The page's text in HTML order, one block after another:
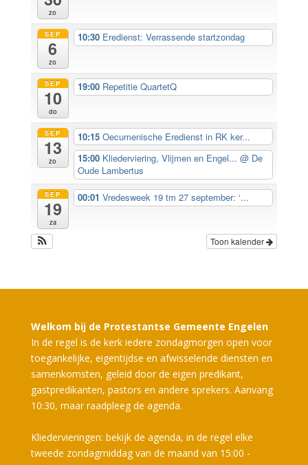
zo
SEP
6
zo
10:30 Eredienst: Verrassende startzondag
SEP
10
do
19:00 Repetitie QuartetQ
SEP
13
zo
10:15Oecumenische Eredienst in RK ker...
15:00 Kliederviering, Vlijmen en Engel...@ De
Oude Lambertus
SEP
19
za
00:01Vredesweek 19 tm 27 september: ‘...
Toon kalender
Welkom bij de Protestantse Gemeente Engelen
In de regel is de kerk iedere zondagmorgen open voor
toegankelijke, eigentijdse en afwisselende diensten en
samenkomsten, geleid door de eigen predikant,
gastpredikanten, pastors en andere sprekers. Aanvang
10:30, maar raadpleeg de agenda.
Kliedervieringen: bekijk de agenda, in de regel elke
tweede zondagmiddag van de maand van 15:00 -